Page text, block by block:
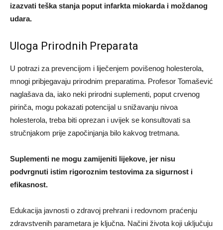
izazvati teška stanja poput infarkta miokarda i moždanog
udara.
Uloga Prirodnih Preparata
U potrazi za prevencijom i liječenjem povišenog holesterola,
mnogi pribjegavaju prirodnim preparatima. Profesor Tomašević
naglašava da, iako neki prirodni suplementi, poput crvenog
pirinča, mogu pokazati potencijal u snižavanju nivoa
holesterola, treba biti oprezan i uvijek se konsultovati sa
stručnjakom prije započinjanja bilo kakvog tretmana.
Suplementi ne mogu zamijeniti lijekove, jer nisu
podvrgnuti istim rigoroznim testovima za sigurnost i
efikasnost.
Edukacija javnosti o zdravoj prehrani i redovnom praćenju
zdravstvenih parametara je ključna. Načini života koji uključuju